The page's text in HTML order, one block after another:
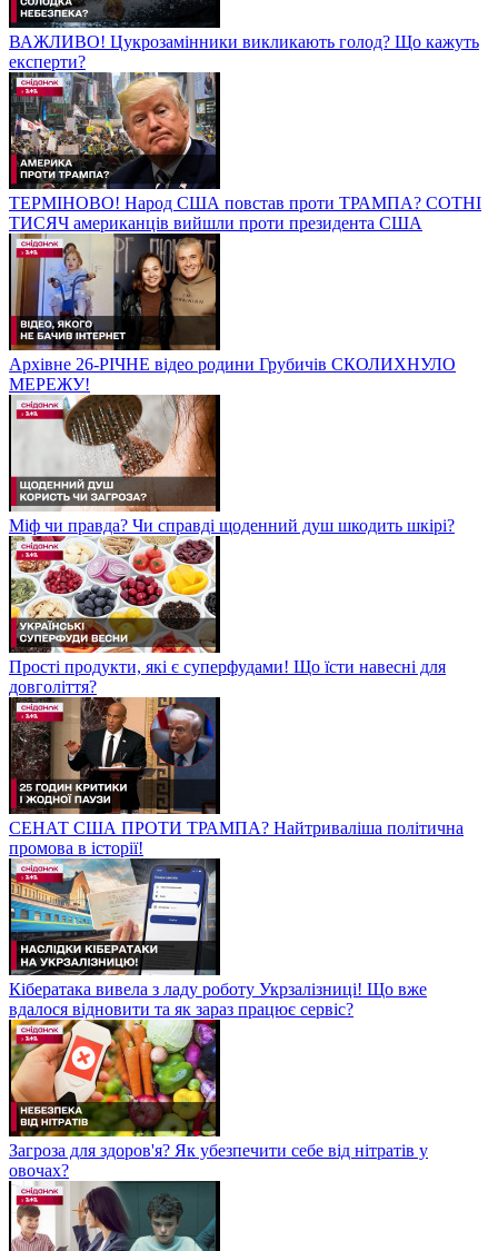
ВАЖЛИВО! Цукрозамінники викликають голод? Що кажуть
експерти?
ТЕРМІНОВО! Народ США повстав проти ТРАМПА? СОТНІ
ТИСЯЧ американців вийшли проти президента США
Архівне 26-РІЧНЕ відео родини Грубичів СКОЛИХНУЛО
МЕРЕЖУ!
Міф чи правда? Чи справді щоденний душ шкодить шкірі?
Прості продукти, які є суперфудами! Що їсти навесні для
довголіття?
СЕНАТ США ПРОТИ ТРАМПА? Найтриваліша політична
промова в історії!
Кібератака вивела з ладу роботу Укрзалізниці! Що вже
вдалося відновити та як зараз працює сервіс?
Загроза для здоров'я? Як убезпечити себе від нітратів у
овочах?